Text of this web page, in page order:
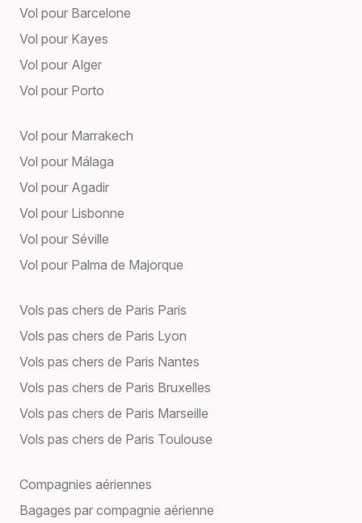
Vol pour Barcelone
Vol pour Kayes
Vol pour Alger
Vol pour Porto
Vol pour Marrakech
Vol pour Málaga
Vol pour Agadir
Vol pour Lisbonne
Vol pour Séville
Vol pour Palma de Majorque
Vols pas chers de Paris Paris
Vols pas chers de Paris Lyon
Vols pas chers de Paris Nantes
Vols pas chers de Paris Bruxelles
Vols pas chers de Paris Marseille
Vols pas chers de Paris Toulouse
Compagnies aériennes
Bagages par compagnie aérienne